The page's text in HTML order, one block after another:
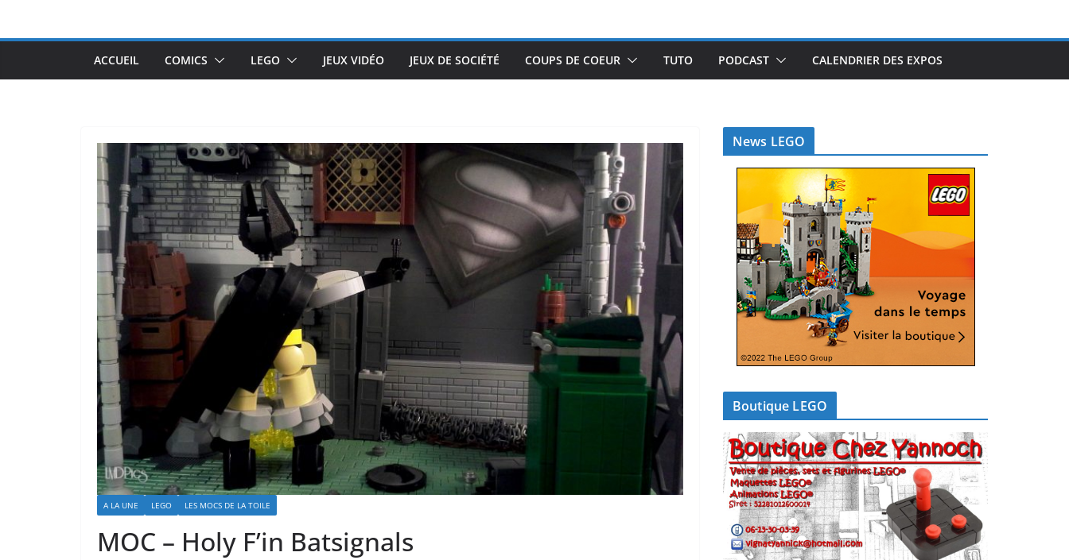
ACCUEIL COMICS LEGO JEUX VIDÉO JEUX DE SOCIÉTÉ COUPS DE COEUR TUTO PODCAST CALENDRIER DES EXPOS
A LA UNE LEGO LES MOCS DE LA TOILE
MOC – Holy F’in Batsignals
News LEGO
Boutique LEGO